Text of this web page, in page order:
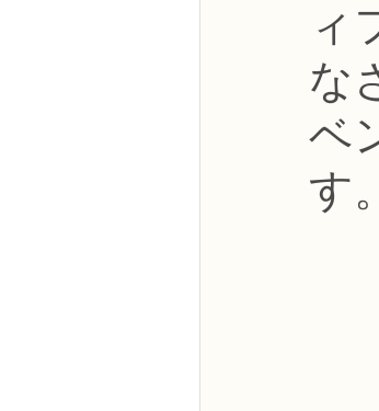
NFDフラワーデザ
フラワー装飾技能検
NFDディプロマアー
ィ
な
ベ
す。